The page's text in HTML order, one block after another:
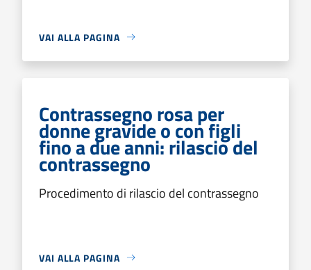
VAI ALLA PAGINA
Contrassegno rosa per
donne gravide o con figli
fino a due anni: rilascio del
contrassegno
Procedimento di rilascio del contrassegno
VAI ALLA PAGINA